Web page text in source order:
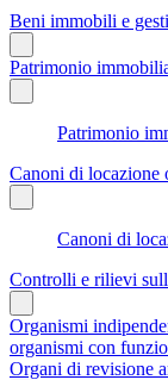
Beni immobili e
Patrimonio
Patrimonio
Canoni di locazione
Canoni di
Controlli e rilievi
Organismi
organismi con
Organi di revisione